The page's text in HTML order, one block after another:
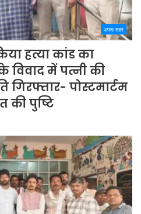
अपना शहर
हत्या कांड का
में पत्नी की
गिरफ्तार- पोस्टमार्टम
की पुष्टि